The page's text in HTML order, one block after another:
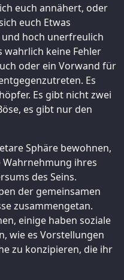
euch annähert, oder
euch Etwas
hoch unerfreulich
wahrlich keine Fehler
oder ein Vorwand für
Es
Es gibt nicht zwei
es gibt nur den
Sphäre bewohnen,
Wahrnehmung ihres
des Seins.
der gemeinsamen
zusammengetan.
einige haben soziale
wie es Vorstellungen
zu konzipieren, die ihr